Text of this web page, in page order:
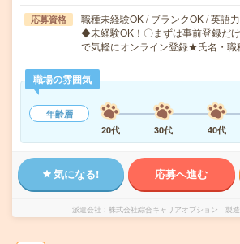
応募資格
職種未経験OK / ブランクOK / 英語
◆未経験OK！〇まずは事前登録だ
で気軽にオンライン登録★氏名・
職場の雰囲気
年齢層
20代
30代 40代
気になる! 応募へ進む
派遣会社 株式会社綜合キャリアオプション 製造